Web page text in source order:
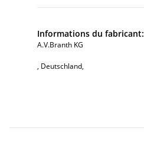
Informations du fabricant:
A.V.Branth KG
, Deutschland,